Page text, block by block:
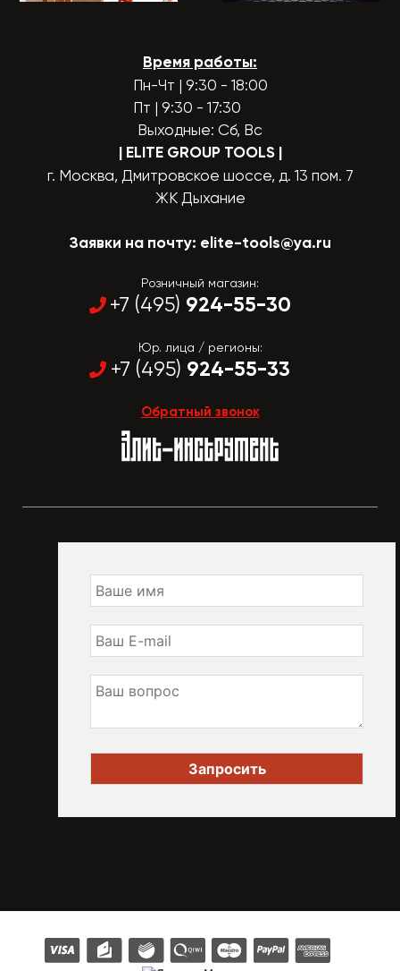
Время работы:
Пн-Чт | 9:30 - 18:00
Пт | 9:30 - 17:30
Выходные: Сб, Вс
| ELITE GROUP TOOLS |
г. Москва, Дмитровское шоссе, д. 13 пом. 7
ЖК Дыхание
Заявки на почту: elite-tools@ya.ru
Розничный магазин:
+7 (495) 924-55-30
Юр. лица / регионы:
+7 (495) 924-55-33
Обратный звонок